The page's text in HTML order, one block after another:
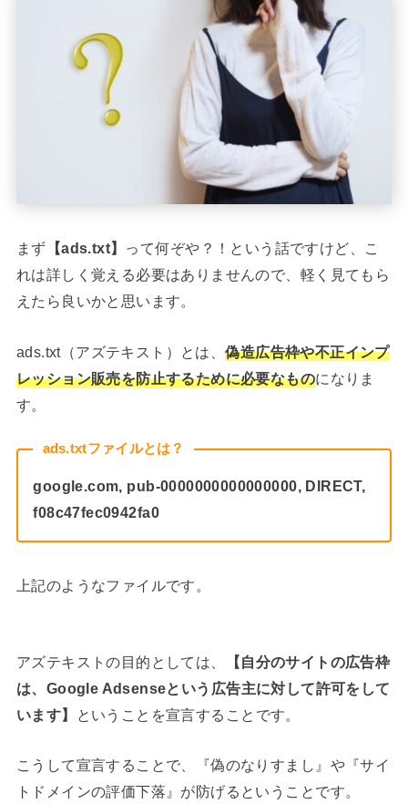
まず 【ads.txt】 って何ぞや？！という話ですけど、こ
れは詳しく覚える必要はありませんので、軽く見てもら
えたら良いかと思います。
ads.txt（アズテキスト）とは、偽造広告枠や不正インプ
レッション販売を防止するために必要なものになりま
す。
ads.txtファイルとは？
google.com, pub-0000000000000000, DIRECT,
f08c47fec0942fa0
上記のようなファイルです。
アズテキストの目的としては、
【自分のサイトの広告枠
は、Google Adsenseという広告主に対して許可をして
います】
ということを宣言することです。
こうして宣言することで、『偽のなりすまし』や『サイ
トドメインの評価下落』が防げるということです。